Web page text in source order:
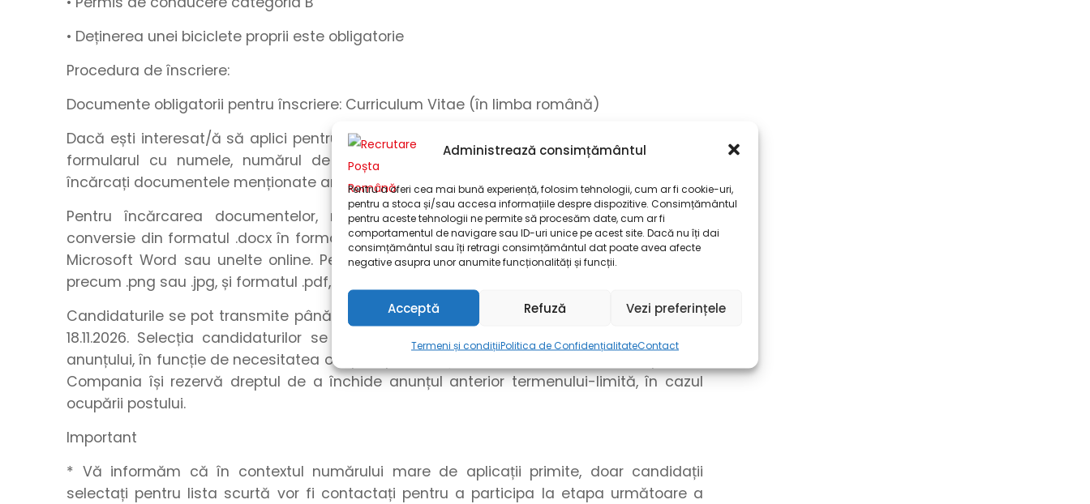
Administrează consimțământul
Pentru a oferi cea mai bună experiență, folosim tehnologii, cum ar fi cookie-uri,
pentru a stoca și/sau accesa informațiile despre dispozitive. Consimțământul
pentru aceste tehnologii ne permite să procesăm date, cum ar fi
comportamentul de navigare sau ID-uri unice pe acest site. Dacă nu îți dai
consimțământul sau îți retragi consimțământul dat poate avea afecte
negative asupra unor anumite funcționalități și funcții.
Acceptă Refuză Vezi preferințele
Termeni și condițiiPolitica de ConfidențialitateContact
• Deținerea unei biciclete proprii este obligatorie
Procedura de înscriere:
Documente obligatorii pentru înscriere: Curriculum Vitae (în limba română)
Dacă ești interesat/ă să aplici pentru acest post, apăsați butonul
formularul cu numele, numărul de telefon adresa dumneavoastră de e-mail
încărcați documentele menționate anterior!
Pentru încărcarea documentelor, recomandăm formatul .pdf. Pentru a realiza o
conversie din formatul .docx în formatul .pdf, puteți utiliza funcționalitatea de export din
Microsoft Word sau unelte online. Pentru a realiza o conversie între formatele grafice,
precum .png sau .jpg, și formatul .pdf, utilizați unelte online.
Candidaturile se pot transmite până la ocuparea postului, dar nu mai târziu de data de
18.11.2026. Selecția candidaturilor se realizează pe parcursul perioadei de publicare a
anunțului, în funcție de necesitatea ocupării postului și de numărul candidaturilor primite.
Compania își rezervă dreptul de a închide anunțul anterior termenului-limită, în cazul
ocupării postului.
Important
* Vă informăm că în contextul numărului mare de aplicații primite, doar candidații
selectați pentru lista scurtă vor fi contactați pentru a participa la etapa următoare a